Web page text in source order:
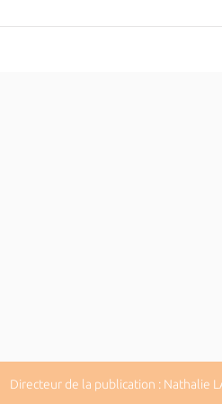
de la publication : Nathalie